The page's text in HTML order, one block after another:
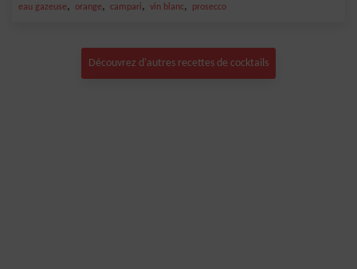
eau gazeuse, orange, campari, vin blanc, prosecco
Découvrez d'autres recettes de cocktails